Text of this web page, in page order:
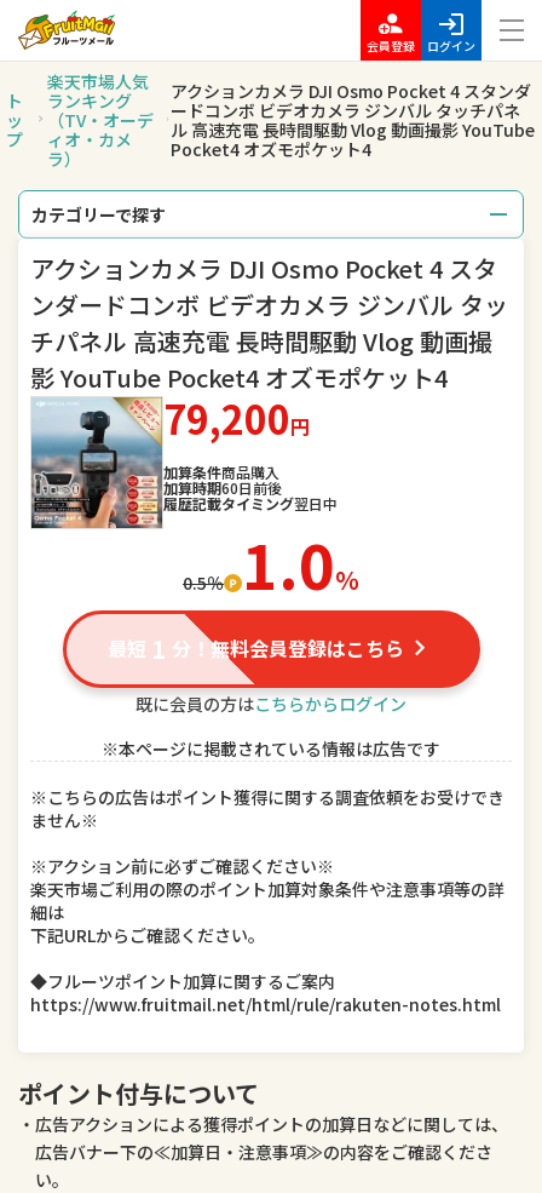
会員登録 ログイン
ト
ッ
プ
楽天市場人気
ランキング
（TV・オーデ
ィオ・カメ
ラ）
アクションカメラ DJI Osmo Pocket 4 スタンダ
ードコンボ ビデオカメラ ジンバル タッチパネ
ル 高速充電 長時間駆動 Vlog 動画撮影 YouTube
Pocket4 オズモポケット4
カテゴリーで探す
総合 レディースファッション
メンズファッション インナー・下着・ナイトウェア
バッグ・小物・ブランド雑貨 靴
腕時計 ジュエリー・アクセサリー
キッズ・ベビー・マタニティ
家電
スマートフォン・タブレット 食品
スイーツ・お菓子 水・ソフトドリンク
ビール・洋酒 日本酒・焼酎
インテリア・寝具・収納
キッチン用品・食器・調理器具 本・雑誌・コミック
テレビゲーム
楽器・音響機器 車用品・バイク用品
医薬品・コンタクト・介護
アクションカメラ DJI Osmo Pocket 4 スタ
ンダードコンボ ビデオカメラ ジンバル タッ
チパネル 高速充電 長時間駆動 Vlog 動画撮
影 YouTube Pocket4 オズモポケット4
79,200円
加算条件商品購入
加算時期60日前後
履歴記載タイミング翌日中
0.5％ 1.0％
最短 1 分！無料会員登録はこちら
既に会員の方はこちらからログイン
※本ページに掲載されている情報は広告です
※こちらの広告はポイント獲得に関する調査依頼をお受けでき
ません※
※アクション前に必ずご確認ください※
楽天市場ご利用の際のポイント加算対象条件や注意事項等の詳
細は
下記URLからご確認ください。
◆フルーツポイント加算に関するご案内
https://www.fruitmail.net/html/rule/rakuten-notes.html
ポイント付与について
広告アクションによる獲得ポイントの加算日などに関しては、
広告バナー下の≪加算日・注意事項≫の内容をご確認くださ
い。